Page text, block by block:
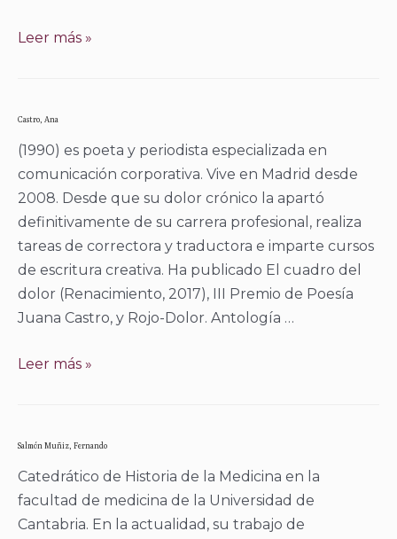
Kelley,
Leer más »
Castro, Ana
(1990) es poeta y periodista especializada en
comunicación corporativa. Vive en Madrid desde
2008. Desde que su dolor crónico la apartó
definitivamente de su carrera profesional, realiza
tareas de correctora y traductora e imparte cursos
de escritura creativa. Ha publicado El cuadro del
dolor (Renacimiento, 2017), III Premio de Poesía
Juana Castro, y Rojo-Dolor. Antología …
Castro,
Leer más »
Salmón Muñiz, Fernando
Catedrático de Historia de la Medicina en la
facultad de medicina de la Universidad de
Cantabria. En la actualidad, su trabajo de